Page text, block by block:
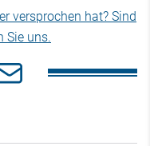
versprochen hat? Sind
Sie uns.